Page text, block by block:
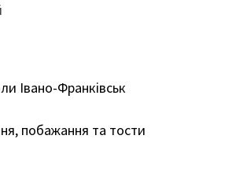
Івано-Франківськ
побажання та тости